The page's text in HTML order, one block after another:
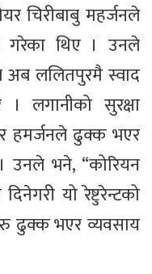
चिरीबाबु महर्जनले
गरेका थिए । उनले
अब ललितपुरमै स्वाद
लगानीको सुरक्षा
हमर्जनले ढुक्क भएर
उनले भने, “कोरियन
यो रेष्टुरेन्टको
ढुक्क भएर व्यवसाय